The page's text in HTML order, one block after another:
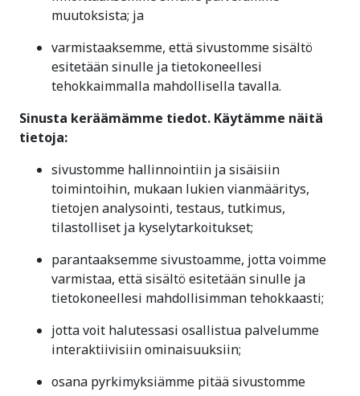
muutoksista; ja
varmistaaksemme, että sivustomme sisältö
esitetään sinulle ja tietokoneellesi
tehokkaimmalla mahdollisella tavalla.
Sinusta keräämämme tiedot. Käytämme näitä
tietoja:
sivustomme hallinnointiin ja sisäisiin
toimintoihin, mukaan lukien vianmääritys,
tietojen analysointi, testaus, tutkimus,
tilastolliset ja kyselytarkoitukset;
parantaaksemme sivustoamme, jotta voimme
varmistaa, että sisältö esitetään sinulle ja
tietokoneellesi mahdollisimman tehokkaasti;
jotta voit halutessasi osallistua palvelumme
interaktiivisiin ominaisuuksiin;
osana pyrkimyksiämme pitää sivustomme